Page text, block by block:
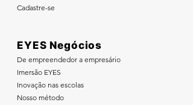
Cadastre-se
EYES Negócios
De empreendedor a empresário
Imersão EYES
Inovação nas escolas
Nosso método